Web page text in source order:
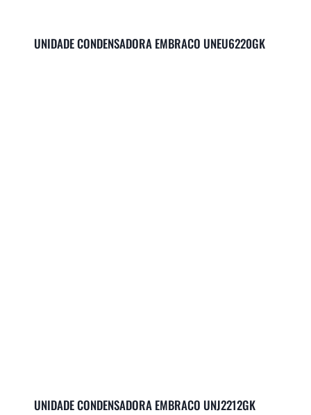
UNIDADE CONDENSADORA EMBRACO UNEU6220GK
UNIDADE CONDENSADORA EMBRACO UNJ2212GK